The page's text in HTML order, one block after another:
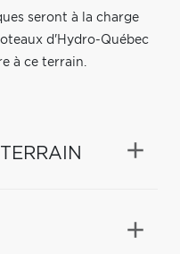
seront à la charge
d'Hydro-Québec
à ce terrain.